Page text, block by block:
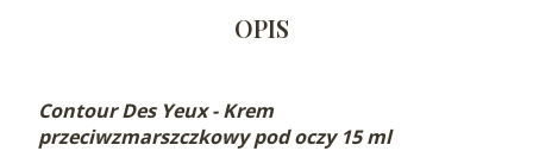
OPIS
Contour Des Yeux- Krem
przeciwzmarszczkowy pod oczy 15 ml